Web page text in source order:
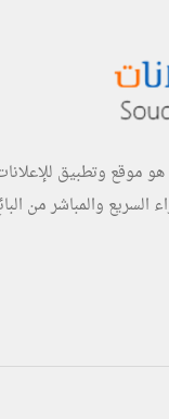
موقع وتطبيق
السريع والمباشر من